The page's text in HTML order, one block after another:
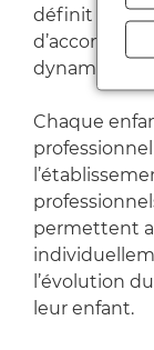
définit un «
dynamique
Chaque
permettent
l’évolution
leur enfant.